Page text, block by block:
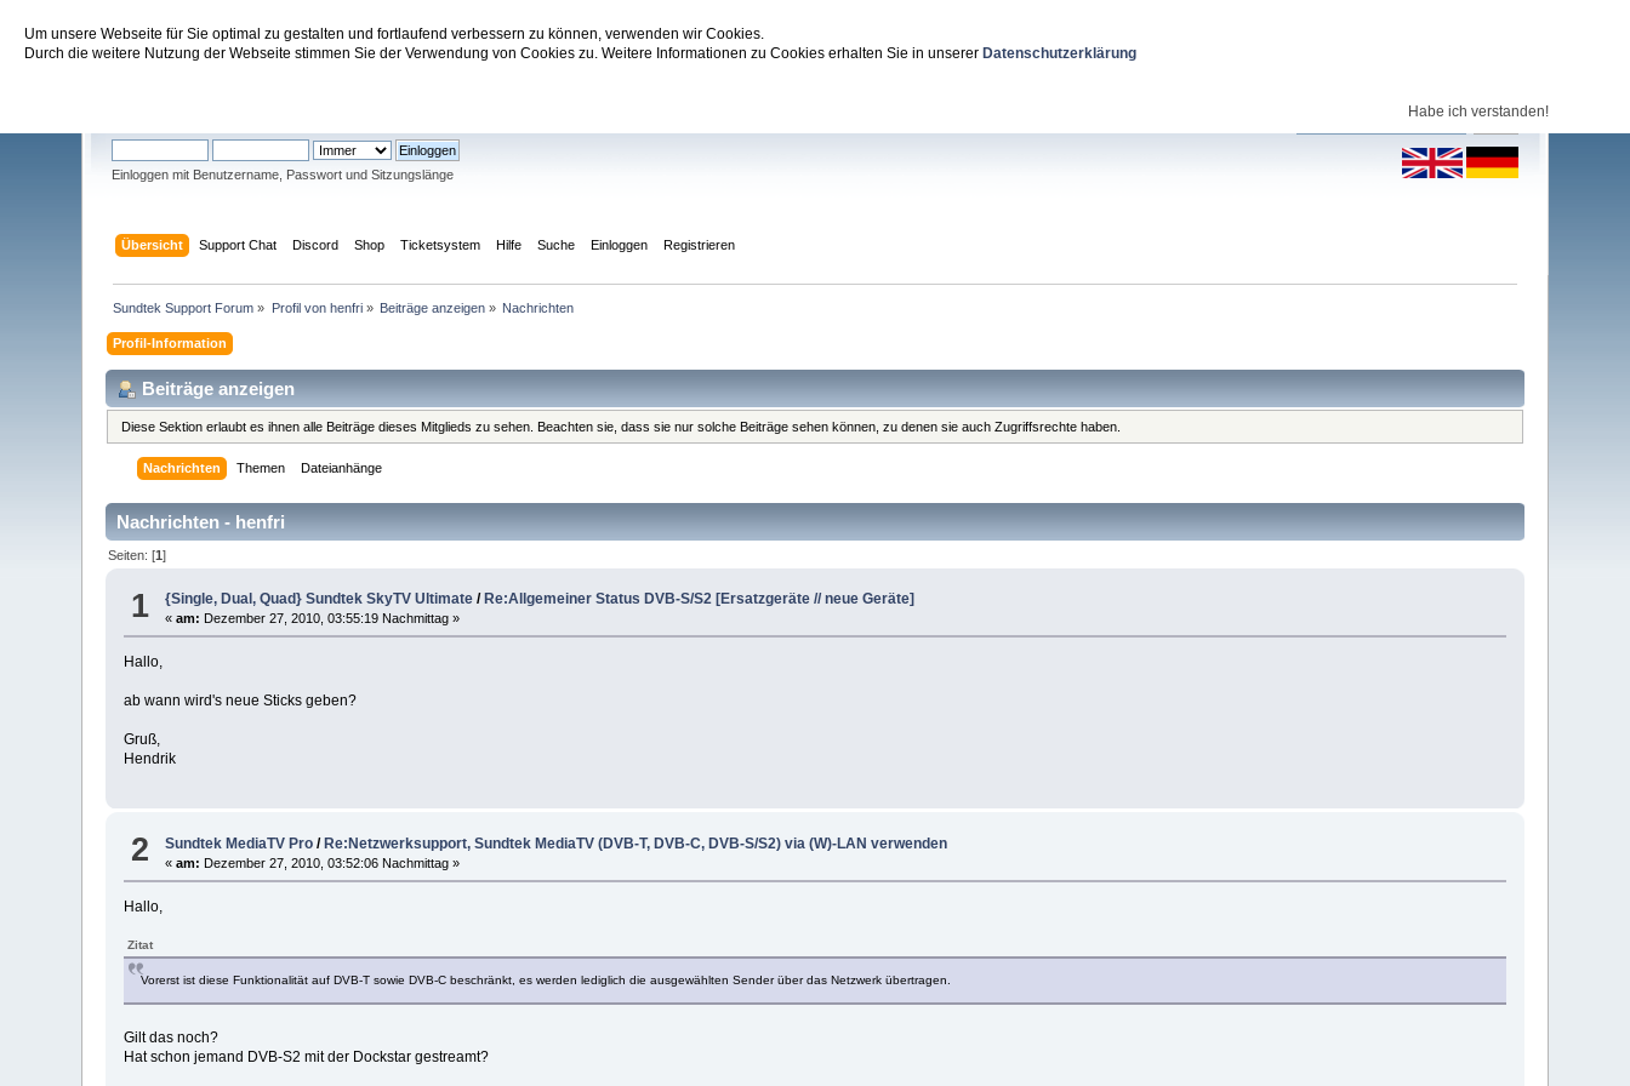
Um unsere Webseite für Sie optimal zu gestalten und fortlaufend verbessern zu können, verwenden wir Cookies.
Durch die weitere Nutzung der Webseite stimmen Sie der Verwendung von Cookies zu. Weitere Informationen zu Cookies erhalten Sie in unserer Datenschutzerklärung
Habe ich verstanden!
Sundtek Support Forum
Einloggen mit Benutzername, Passwort und Sitzungslänge
Übersicht Support Chat Discord Shop Ticketsystem Hilfe Suche Einloggen Registrieren
Sundtek Support Forum » Profil von henfri» Beiträge anzeigen » Nachrichten
Profil-Information
Beiträge anzeigen
Diese Sektion erlaubt es ihnen alle Beiträge dieses Mitglieds zu sehen. Beachten sie, dass sie nur solche Beiträge sehen können, zu denen sie auch Zugriffsrechte haben.
Nachrichten Themen Dateianhänge
Nachrichten - henfri
Seiten: [1]
1 {Single, Dual, Quad} Sundtek SkyTV Ultimate / Re:Allgemeiner Status DVB-S/S2 [Ersatzgeräte // neue Geräte]
«am: Dezember 27, 2010, 03:55:19 Nachmittag »
Hallo,
ab wann wird's neue Sticks geben?
Gruß,
Hendrik
2 Sundtek MediaTV Pro /Re:Netzwerksupport, Sundtek MediaTV (DVB-T, DVB-C, DVB-S/S2) via (W)-LAN verwenden
«am: Dezember 27, 2010, 03:52:06 Nachmittag »
Hallo,
Zitat
Vorerst ist diese Funktionalität auf DVB-T sowie DVB-C beschränkt, es werden lediglich die ausgewählten Sender über das Netzwerk übertragen.
Gilt das noch?
Hat schon jemand DVB-S2 mit der Dockstar gestreamt?